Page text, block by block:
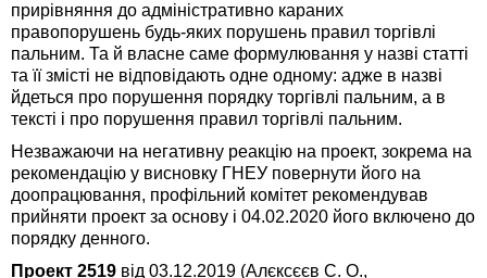
прирівняння до адміністративно караних
правопорушень будь-яких порушень правил торгівлі
пальним. Та й власне саме формулювання у назві статті
та її змісті не відповідають одне одному: адже в назві
йдеться про порушення порядку торгівлі пальним, а в
тексті і про порушення правил торгівлі пальним.
Незважаючи на негативну реакцію на проект, зокрема на
рекомендацію у висновку ГНЕУ повернути його на
доопрацювання, профільний комітет рекомендував
прийняти проект за основу і 04.02.2020 його включено до
порядку денного.
Проект 2519 від 03.12.2019 (Алєксєєв С. О.,